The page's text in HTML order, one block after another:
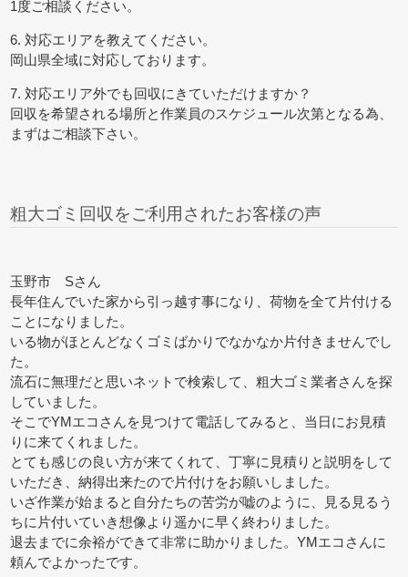
1度ご相談ください。
6. 対応エリアを教えてください。
岡山県全域に対応しております。
7. 対応エリア外でも回収にきていただけますか？
回収を希望される場所と作業員のスケジュール次第となる為、
まずはご相談下さい。
粗大ゴミ回収をご利用されたお客様の声
玉野市 Sさん
長年住んでいた家から引っ越す事になり、荷物を全て片付ける
ことになりました。
いる物がほとんどなくゴミばかりでなかなか片付きませんでし
た。
流石に無理だと思いネットで検索して、粗大ゴミ業者さんを探
していました。
そこでYMエコさんを見つけて電話してみると、当日にお見積
りに来てくれました。
とても感じの良い方が来てくれて、丁寧に見積りと説明をして
いただき、納得出来たので片付けをお願いしました。
いざ作業が始まると自分たちの苦労が嘘のように、見る見るう
ちに片付いていき想像より遥かに早く終わりました。
退去までに余裕ができて非常に助かりました。YMエコさんに
頼んでよかったです。